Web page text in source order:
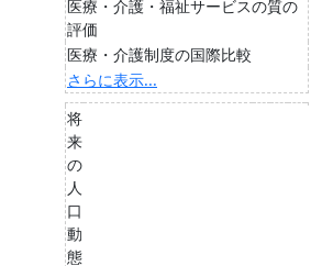
医療・介護・福祉サービスの質の
評価
医療・介護制度の国際比較
さらに表示...
将
来
の
人
口
動
態